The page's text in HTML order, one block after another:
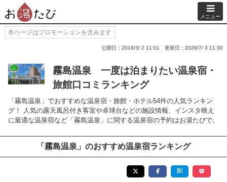
メニュー
本ページはプロモーションを含みます
公開日：2019/3/ 2 11:01 更新日：2026/7/ 3 11:30
霧島温泉 一度は泊まりたい温泉宿・
旅館口コミランキング
「霧島温泉」でおすすめな温泉宿・旅館・ホテル54件の人気ランキン
グ！ 人気の露天風呂付き客室や卓球台などの施設情報、インスタ映え
に最適な温泉宿など「霧島温泉」に関する温泉宿の予約はお湯たびで。
「霧島温泉」のおすすめ温泉宿ランキング